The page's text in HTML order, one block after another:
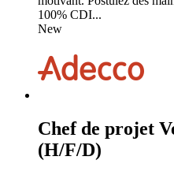
100% CDI...
New
Chef de projet
(H/F/D)